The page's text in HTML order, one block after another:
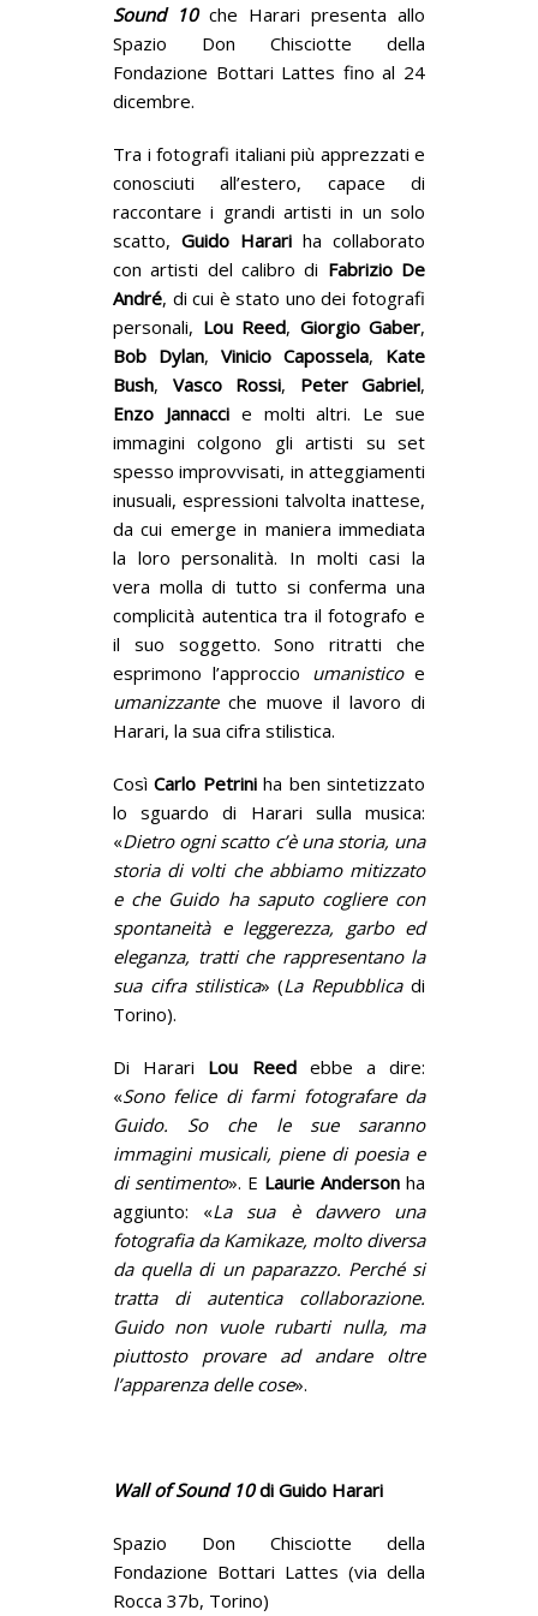
Sound 10che Harari presenta allo
Spazio Don Chisciotte della
Fondazione Bottari Lattes fino al 24
dicembre.
Tra i fotografi italiani più apprezzati e
conosciuti all’estero, capace di
raccontare i grandi artisti in un solo
scatto, Guido Harari ha collaborato
con artisti del calibro di Fabrizio De
André, di cui è stato uno dei fotografi
personali, Lou Reed, Giorgio Gaber,
Bob Dylan, Vinicio Capossela, Kate
Bush, Vasco Rossi, Peter Gabriel,
Enzo Jannaccie molti altri. Le sue
immagini colgono gli artisti su set
spesso improvvisati, in atteggiamenti
inusuali, espressioni talvolta inattese,
da cui emerge in maniera immediata
la loro personalità. In molti casi la
vera molla di tutto si conferma una
complicità autentica tra il fotografo e
il suo soggetto. Sono ritratti che
esprimono l’approccio umanisticoe
umanizzanteche muove il lavoro di
Harari, la sua cifra stilistica.
CosìCarlo Petriniha ben sintetizzato
lo sguardo di Harari sulla musica:
«Dietro ogni scatto c’è una storia, una
storia di volti che abbiamo mitizzato
e che Guido ha saputo cogliere con
spontaneità e leggerezza, garbo ed
eleganza, tratti che rappresentano la
sua cifra stilistica» (La Repubblicadi
Torino).
Di Harari Lou Reed ebbe a dire:
«Sono felice di farmi fotografare da
Guido. So che le sue saranno
immagini musicali, piene di poesia e
di sentimento». E Laurie Anderson ha
aggiunto: «La sua è davvero una
fotografia da Kamikaze, molto diversa
da quella di un paparazzo. Perché si
tratta di autentica collaborazione.
Guido non vuole rubarti nulla, ma
piuttosto provare ad andare oltre
l’apparenza delle cose».
Wall of Sound 10di Guido Harari
Spazio Don Chisciotte della
Fondazione Bottari Lattes (via della
Rocca 37b, Torino)